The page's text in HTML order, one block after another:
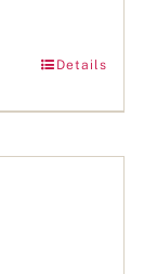
Details